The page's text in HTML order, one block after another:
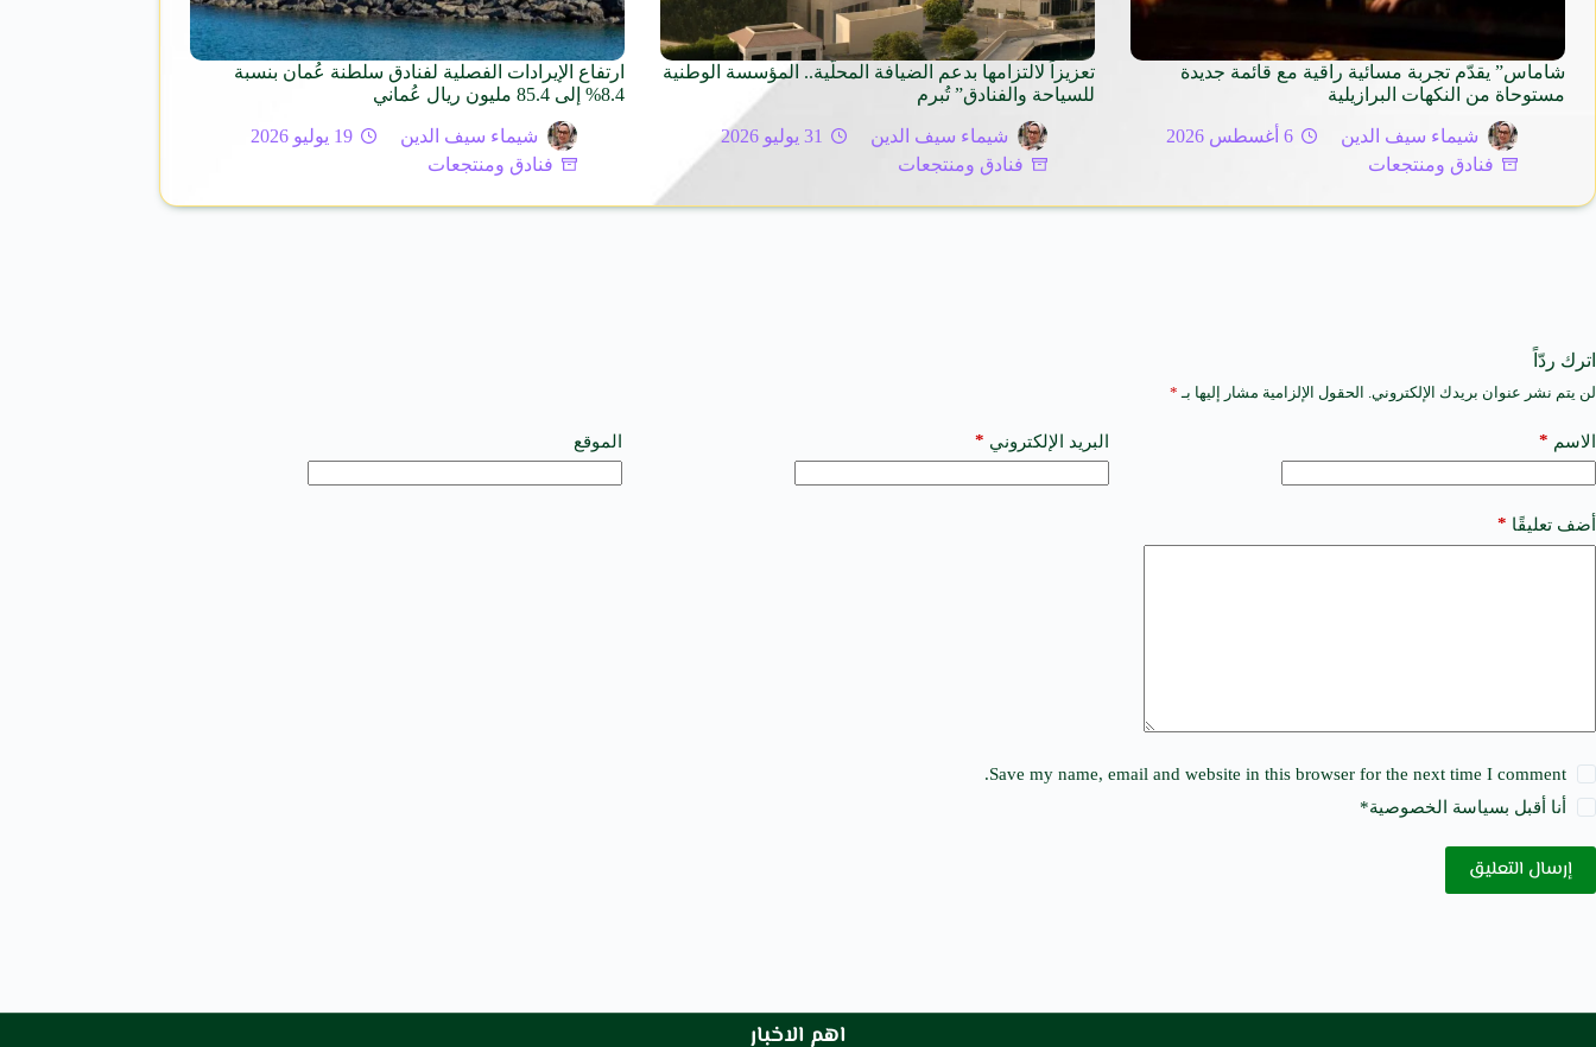
شاماس” يقدّم تجربة مسائية راقية مع قائمة جديدة
مستوحاة من النكهات البرازيلية
شيماء سيف الدين
6 أغسطس 2026
فنادق ومنتجعات
تعزيزاً لالتزامها بدعم الضيافة المحلّية.. المؤسسة الوطنية
للسياحة والفنادق” تُبرم
شيماء سيف الدين
31 يوليو 2026
فنادق ومنتجعات
ارتفاع الإيرادات الفصلية لفنادق سلطنة عُمان بنسبة
8.4% إلى 85.4 مليون ريال عُماني
شيماء سيف الدين
19 يوليو 2026
فنادق ومنتجعات
اترك ردّاً
لن يتم نشر عنوان بريدك الإلكتروني. الحقول الإلزامية مشار إليها بـ *
الاسم * البريد الإلكتروني * الموقع
أضف تعليقًا *
Save my name, email and website in this browser for the next time I comment.
أنا أقبل بسياسة الخصوصية*
إرسال التعليق
A
t
e
a
t
اهم الاخبار